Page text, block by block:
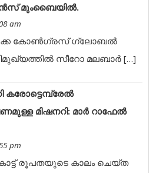
മുംബൈയിൽ.
am
കോൺഗ്രസ് ഗ്ലോബൽ
സീറോ മലബാർ […]
കരോട്ടെമ്പ്രേൽ
മിഷനറി: മാർ റാഫേൽ
pm
രൂപതയുടെ കാലം ചെയ്ത